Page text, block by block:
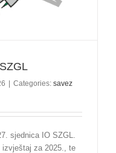
| Categories: savez
sjednica IO SZGL.
izvještaj za 2025., te